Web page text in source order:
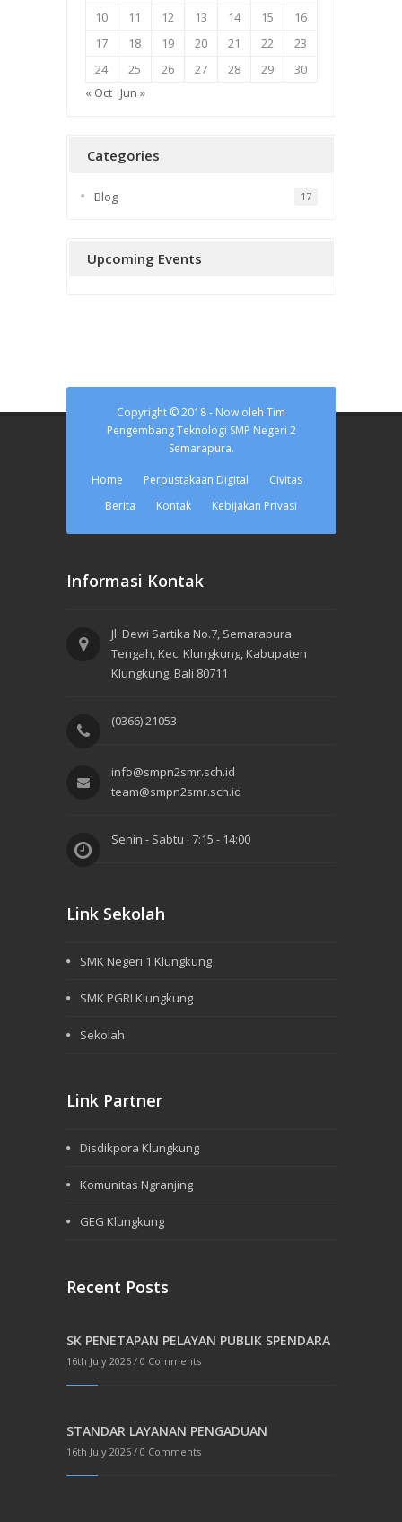
10
11 12 13 14 15
16
17
18 19 20 21 22
23
24
25 26 27 28 29
30
« Oct Jun »
Categories
Blog 17
Upcoming Events
Copyright © 2018 - Now oleh Tim
Pengembang Teknologi SMP Negeri 2
Semarapura.
Home Perpustakaan Digital
Civitas
Berita
Kontak Kebijakan Privasi
Informasi Kontak
Jl. Dewi Sartika No.7, Semarapura
Tengah, Kec. Klungkung, Kabupaten
Klungkung, Bali 80711
(0366) 21053
info@smpn2smr.sch.id
team@smpn2smr.sch.id
Senin - Sabtu : 7:15 - 14:00
Link Sekolah
SMK Negeri 1 Klungkung
SMK PGRI Klungkung
Sekolah
Link Partner
Disdikpora Klungkung
Komunitas Ngranjing
GEG Klungkung
Recent Posts
SK PENETAPAN PELAYAN PUBLIK SPENDARA
16th July 2026 / 0 Comments
STANDAR LAYANAN PENGADUAN
16th July 2026 / 0 Comments